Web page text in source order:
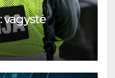
vagystė